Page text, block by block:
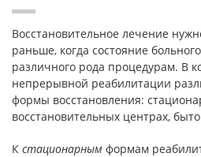
Восстановительное лечение
раньше, когда состояние
различного рода процедурам. В
непрерывной реабилитации
формы восстановления:
восстановительных центрах,
К стационарным формам